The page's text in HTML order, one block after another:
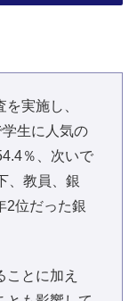
実施し、
生に人気の
％、次いで
、教員、銀
2位だった銀
ことに加え